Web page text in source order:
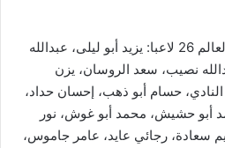
وتضم قائمة النشامى لكأس العالم 26 لاعبا: يزيد أبو ليلى، عبدالله
نصيب، سعد الروسان، يزن
حسام أبو ذهب، إحسان حداد،
أبو حشيش، محمد أبو غوش، نور
سعادة، رجائي عايد، عامر جاموس،